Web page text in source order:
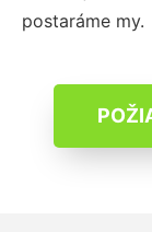
postaráme my.